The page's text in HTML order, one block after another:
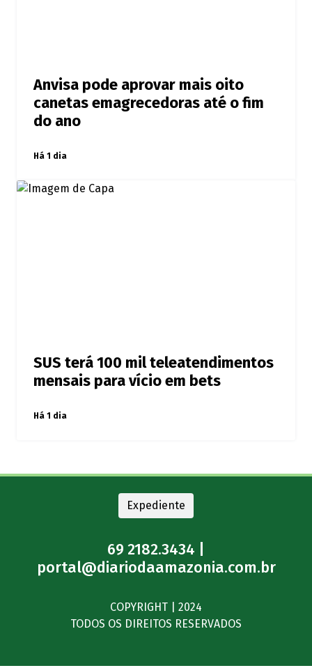
Anvisa pode aprovar mais oito
canetas emagrecedoras até o fim
do ano
Há 1 dia
SUS terá 100 mil teleatendimentos
mensais para vício em bets
Há 1 dia
Expediente
69 2182.3434 |
portal@diariodaamazonia.com.br
COPYRIGHT | 2024
TODOS OS DIREITOS RESERVADOS